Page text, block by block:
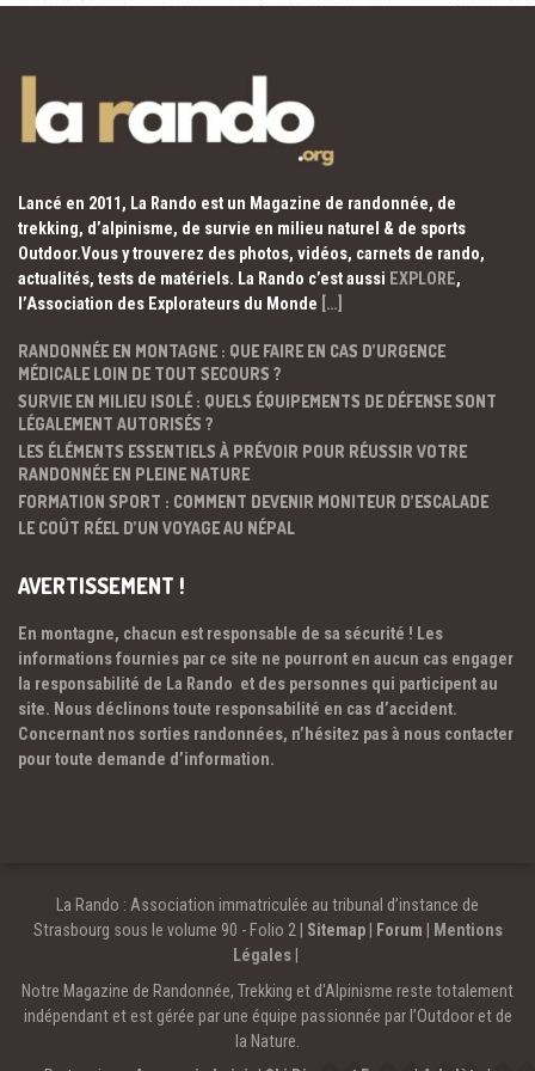
Lancé en 2011, La Rando est un Magazine de randonnée, de
trekking, d’alpinisme, de survie en milieu naturel & de sports
Outdoor.Vous y trouverez des photos, vidéos, carnets de rando,
actualités, tests de matériels. La Rando c’est aussi EXPLORE,
l’Association des Explorateurs du Monde […]
RANDONNÉE EN MONTAGNE : QUE FAIRE EN CAS D’URGENCE
MÉDICALE LOIN DE TOUT SECOURS ?
SURVIE EN MILIEU ISOLÉ : QUELS ÉQUIPEMENTS DE DÉFENSE SONT
LÉGALEMENT AUTORISÉS ?
LES ÉLÉMENTS ESSENTIELS À PRÉVOIR POUR RÉUSSIR VOTRE
RANDONNÉE EN PLEINE NATURE
FORMATION SPORT : COMMENT DEVENIR MONITEUR D’ESCALADE
LE COÛT RÉEL D’UN VOYAGE AU NÉPAL
AVERTISSEMENT !
En montagne, chacun est responsable de sa sécurité ! Les
informations fournies par ce site ne pourront en aucun cas engager
la responsabilité de La Rando et des personnes qui participent au
site. Nous déclinons toute responsabilité en cas d’accident.
Concernant nos sorties randonnées, n’hésitez pas à nous contacter
pour toute demande d’information.
La Rando : Association immatriculée au tribunal d’instance de
Strasbourg sous le volume 90 - Folio 2 | Sitemap| Forum
Mentions
Légales
Notre Magazine de Randonnée, Trekking et d'Alpinisme reste totalement
indépendant et est gérée par une équipe passionnée par l’Outdoor et de
la Nature.